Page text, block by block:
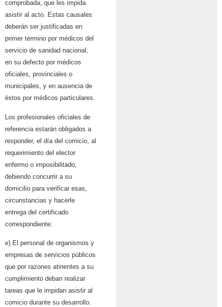
comprobada, que les impida
asistir al acto. Estas causales
deberán ser justificadas en
primer término por médicos del
servicio de sanidad nacional;
en su defecto por médicos
oficiales, provinciales o
municipales, y en ausencia de
éstos por médicos particulares.
Los profesionales oficiales de
referencia estarán obligados a
responder, el día del comicio, al
requerimiento del elector
enfermo o imposibilitado,
debiendo concurrir a su
domicilio para verificar esas,
circunstancias y hacerle
entrega del certificado
correspondiente:
e) El personal de organismos y
empresas de servicios públicos
que por razones atinentes a su
cumplimiento deban realizar
tareas que le impidan asistir al
comicio durante su desarrollo.